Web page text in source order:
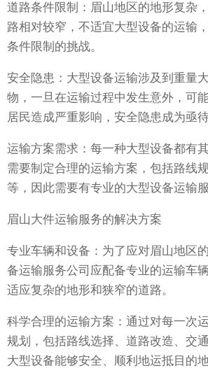
道路条件限制：眉山地区的地形复杂
路相对较窄，不适宜大型设备的运输
条件限制的挑战。
安全隐患：大型设备运输涉及到重量
物，一旦在运输过程中发生意外，可
居民造成严重影响，安全隐患成为亟
运输方案需求：每一种大型设备都有
需要制定合理的运输方案，包括路线
等，因此需要有专业的大型设备运输
眉山大件运输服务的解决方案
专业车辆和设备：为了应对眉山地区
备运输服务公司应配备专业的运输车
适应复杂的地形和狭窄的道路。
科学合理的运输方案：通过对每一次
规划，包括路线选择、道路改造、交
大型设备能够安全、顺利地运抵目的地